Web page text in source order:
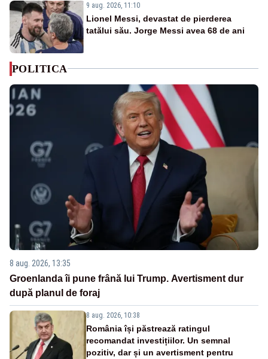
9 aug. 2026, 11:10
Lionel Messi, devastat de pierderea
tatălui său. Jorge Messi avea 68 de ani
POLITICA
8 aug. 2026, 13:35
Groenlanda îi pune frână lui Trump. Avertisment dur
după planul de foraj
8 aug. 2026, 10:38
România își păstrează ratingul
recomandat investițiilor. Un semnal
pozitiv, dar și un avertisment pentru